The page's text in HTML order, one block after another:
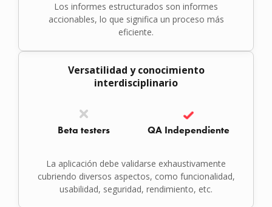
Los informes estructurados son informes
accionables, lo que significa un proceso más
eficiente.
Versatilidad y conocimiento
interdisciplinario
La aplicación debe validarse exhaustivamente
cubriendo diversos aspectos, como funcionalidad,
usabilidad, seguridad, rendimiento, etc.
Beta testers QA Independiente